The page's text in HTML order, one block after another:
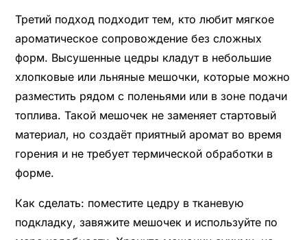
Третий подход подходит тем, кто любит мягкое
ароматическое сопровождение без сложных
форм. Высушенные цедры кладут в небольшие
хлопковые или льняные мешочки, которые можно
разместить рядом с поленьями или в зоне подачи
топлива. Такой мешочек не заменяет стартовый
материал, но создаёт приятный аромат во время
горения и не требует термической обработки в
форме.
Как сделать: поместите цедру в тканевую
подкладку, завяжите мешочек и используйте по